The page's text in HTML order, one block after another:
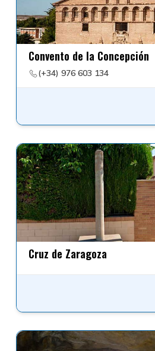
Convento de la Concepción
(+34) 976 603 134
Cruz de Zaragoza